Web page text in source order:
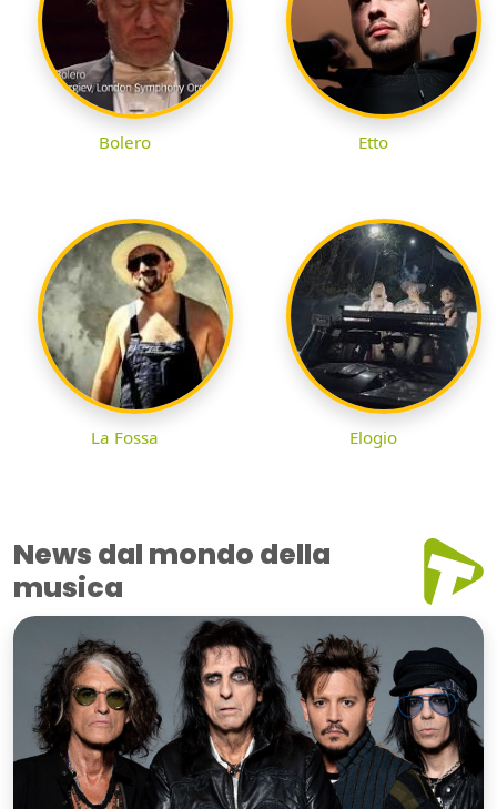
Bolero Etto
La Fossa Elogio
News dal mondo della
musica